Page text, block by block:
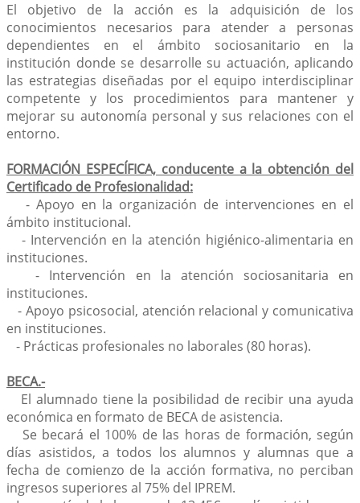
El objetivo de la acción es la adquisición de los
conocimientos necesarios para atender a personas
dependientes en el ámbito sociosanitario en la
institución donde se desarrolle su actuación, aplicando
las estrategias diseñadas por el equipo interdisciplinar
competente y los procedimientos para mantener y
mejorar su autonomía personal y sus relaciones con el
entorno.
FORMACIÓN ESPECÍFICA, conducente a la obtención del
Certificado de Profesionalidad:
- Apoyo en la organización de intervenciones en el
ámbito institucional.
- Intervención en la atención higiénico-alimentaria en
instituciones.
- Intervención en la atención sociosanitaria en
instituciones.
- Apoyo psicosocial, atención relacional y comunicativa
en instituciones.
- Prácticas profesionales no laborales (80 horas).
BECA.-
El alumnado tiene la posibilidad de recibir una ayuda
económica en formato de BECA de asistencia.
Se becará el 100% de las horas de formación, según
días asistidos, a todos los alumnos y alumnas que a
fecha de comienzo de la acción formativa, no perciban
ingresos superiores al 75% del IPREM.